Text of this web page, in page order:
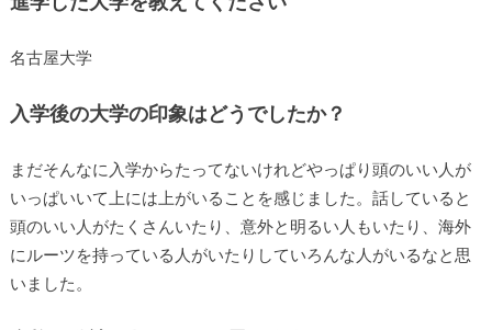
名古屋大学
入学後の大学の印象はどうでしたか？
まだそんなに入学からたってないけれどやっぱり頭のいい人が
いっぱいいて上には上がいることを感じました。話していると
頭のいい人がたくさんいたり、意外と明るい人もいたり、海外
にルーツを持っている人がいたりしていろんな人がいるなと思
いました。